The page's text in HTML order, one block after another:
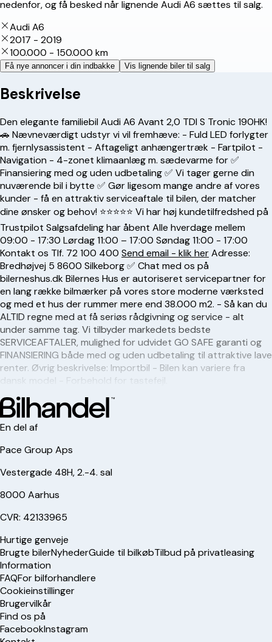
nedenfor, og få besked når lignende Audi A6 sættes til salg.
Audi A6
2017 - 2019
100.000 - 150.000 km
Få nye annoncer i din indbakke Vis lignende biler til salg
Beskrivelse
Den elegante familiebil Audi A6 Avant 2,0 TDI S Tronic 190HK!
🚗 Nævneværdigt udstyr vi vil fremhæve: - Fuld LED forlygter
m. fjernlysassistent - Aftageligt anhængertræk - Fartpilot -
Navigation - 4-zonet klimaanlæg m. sædevarme for ✅
Finansiering med og uden udbetaling ✅ Vi tager gerne din
nuværende bil i bytte ✅ Gør ligesom mange andre af vores
kunder - få en attraktiv serviceaftale til bilen, der matcher
dine ønsker og behov! ⭐️⭐️⭐️⭐️⭐️ Vi har høj kundetilfredshed på
Trustpilot Salgsafdeling har åbent Alle hverdage mellem
09:00 - 17:30 Lørdag 11:00 – 17:00 Søndag 11:00 - 17:00
Kontakt os Tlf. 72 100 400 Send email - klik herAdresse:
Bredhøjvej 5 8600 Silkeborg ✅ Chat med os på
bilerneshus.dk Bilernes Hus er autoriseret servicepartner for
en lang række bilmærker på vores store moderne værksted
og med et hus der rummer mere end 38.000 m2. - Så kan du
ALTID regne med at få seriøs rådgivning og service - alt
under samme tag. Vi tilbyder markedets bedste
SERVICEAFTALER, mulighed for udvidet GO SAFE garanti og
FINANSIERING både med og uden udbetaling til attraktive lave
renter. Øvrig beskrivelse: Importbil - Bilen kan variere fra
dansk model - Forbehold for tastefejl.
En del af
Pace Group Aps
Vestergade 48H, 2.-4. sal
8000 Aarhus
CVR: 42133965
Hurtige genveje
Brugte bilerNyhederGuide til bilkøbTilbud på privatleasing
Information
FAQFor bilforhandlere
Cookieinstillinger
Brugervilkår
Find os på
FacebookInstagram